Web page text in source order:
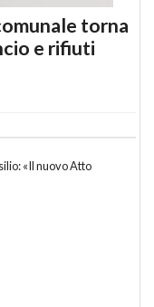
torna
e rifiuti